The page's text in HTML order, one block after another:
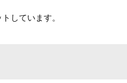
しています。